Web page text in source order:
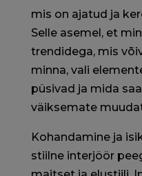
mis on ajatud ja
Selle asemel, et
trendidega, mis
minna, vali
püsivad ja mida
väiksemate
Kohandamine ja
stiilne interjöör